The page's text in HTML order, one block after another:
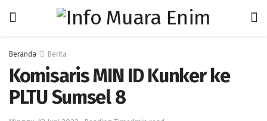
Beranda Berita
Komisaris MIN ID Kunker ke
PLTU Sumsel 8